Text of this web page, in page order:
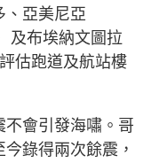
、亞美尼亞
及布埃納文圖拉
估跑道及航站樓
不會引發海嘯。哥
錄得兩次餘震，